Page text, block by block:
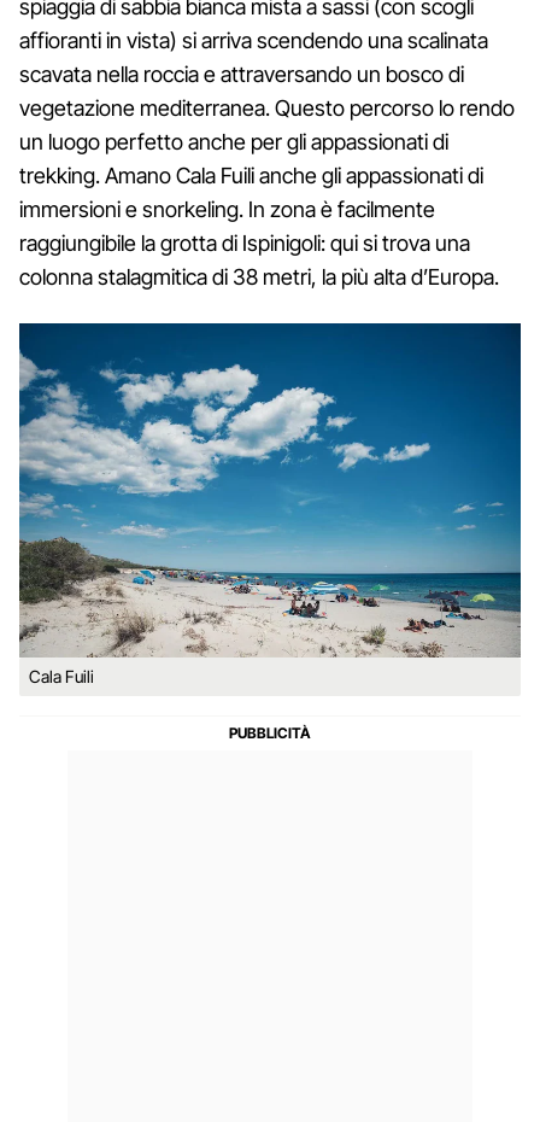
spiaggia di s​abbia​ bianca mista a sassi (con scogli
affioranti in vista) si arriva scendendo una scalinata
scavata nella roccia e attraversando un bosco di
vegetazione mediterranea.​ Questo percorso lo rendo
un luogo perfetto anche per gli appassionati di
trekking. Amano Cala Fuili anche gli appassionati di
immersioni e snorkeling. In zona è facilmente
raggiungibile la grotta di Ispinigoli: qui si trova una
colonna stalagmitica di 38 metri, la più alta d’Europa.
Cala Fuili